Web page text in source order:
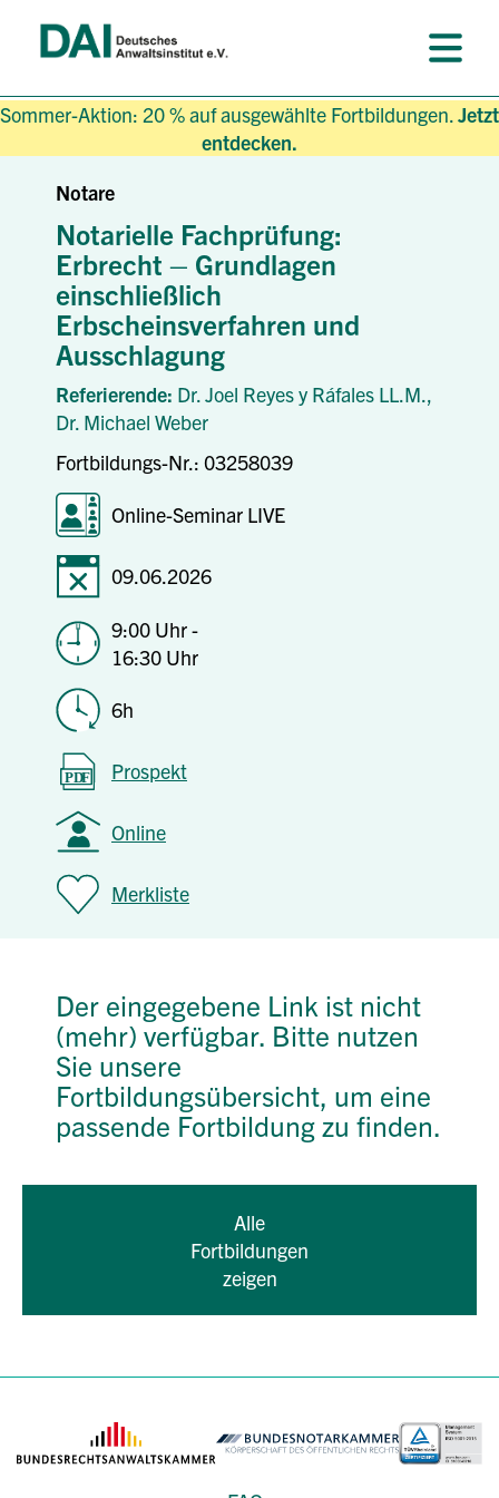
Sommer-Aktion: 20 % auf ausgewählte Fortbildungen.Jetzt
entdecken.
Notare
Notarielle Fachprüfung:
Erbrecht – Grundlagen
einschließlich
Erbscheinsverfahren und
Ausschlagung
Referierende: Dr. Joel Reyes y Ráfales LL.M.,
Dr. Michael Weber
Fortbildungs-Nr.: 03258039
Online-Seminar LIVE
09.06.2026
9:00 Uhr -
16:30 Uhr
6h
Prospekt
Online
Merkliste
Der eingegebene Link ist nicht
(mehr) verfügbar. Bitte nutzen
Sie unsere
Fortbildungsübersicht, um eine
passende Fortbildung zu finden.
Alle
Fortbildungen
zeigen